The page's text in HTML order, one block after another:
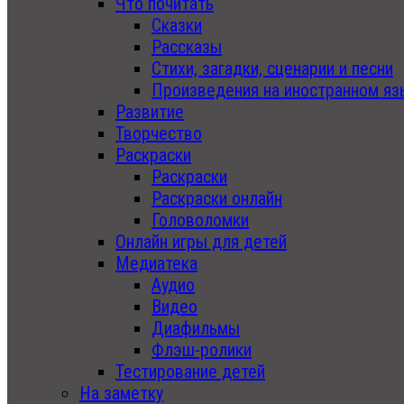
Сказки
Рассказы
Стихи, загадки, сценарии и песни
Произведения на иностранном
Развитие
Творчество
Раскраски
Раскраски
Раскраски онлайн
Головоломки
Онлайн игры для детей
Медиатека
Аудио
Видео
Диафильмы
Флэш-ролики
Тестирование детей
На заметку